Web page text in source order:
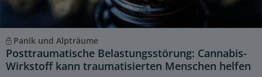
Panik und Alpträume
Posttraumatische Belastungsstörung: Cannabis-
Wirkstoff kann traumatisierten Menschen helfen